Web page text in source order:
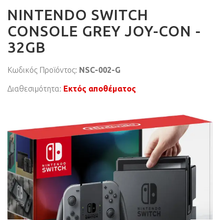
NINTENDO SWITCH
CONSOLE GREY JOY-CON -
32GB
Κωδικός Προϊόντος: NSC-002-G
Διαθεσιμότητα: Εκτός αποθέματος